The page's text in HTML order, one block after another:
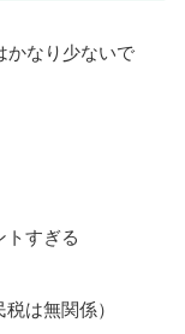
かなり少ないで
トすぎる
は無関係）